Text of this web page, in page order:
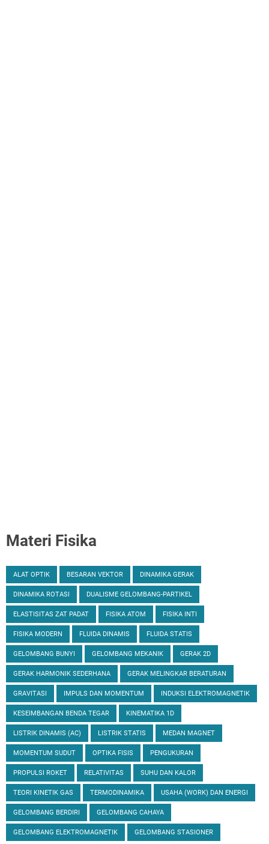
Materi Fisika
ALAT OPTIK BESARAN VEKTOR DINAMIKA GERAK
DINAMIKA ROTASI DUALISME GELOMBANG-PARTIKEL
ELASTISITAS ZAT PADAT FISIKA ATOM FISIKA INTI
FISIKA MODERN FLUIDA DINAMIS FLUIDA STATIS
GELOMBANG BUNYI GELOMBANG MEKANIK GERAK 2D
GERAK HARMONIK SEDERHANA GERAK MELINGKAR BERATURAN
GRAVITASI IMPULS DAN MOMENTUM INDUKSI ELEKTROMAGNETIK
KESEIMBANGAN BENDA TEGAR KINEMATIKA 1D
LISTRIK DINAMIS (AC) LISTRIK STATIS MEDAN MAGNET
MOMENTUM SUDUT OPTIKA FISIS PENGUKURAN
PROPULSI ROKET RELATIVITAS SUHU DAN KALOR
TEORI KINETIK GAS TERMODINAMIKA USAHA (WORK) DAN ENERGI
GELOMBANG BERDIRI GELOMBANG CAHAYA
GELOMBANG ELEKTROMAGNETIK GELOMBANG STASIONER